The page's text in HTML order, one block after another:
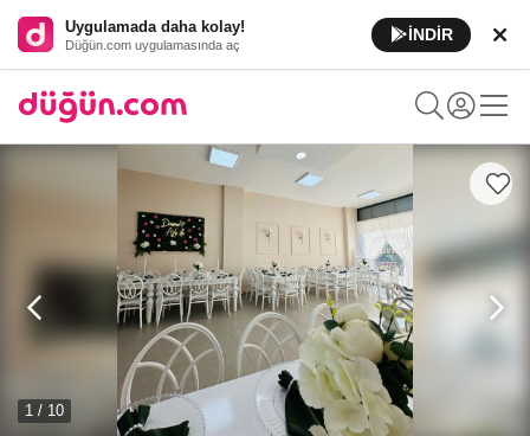
Uygulamada daha kolay!
Düğün.com uygulamasında aç
İNDİR
1 / 10